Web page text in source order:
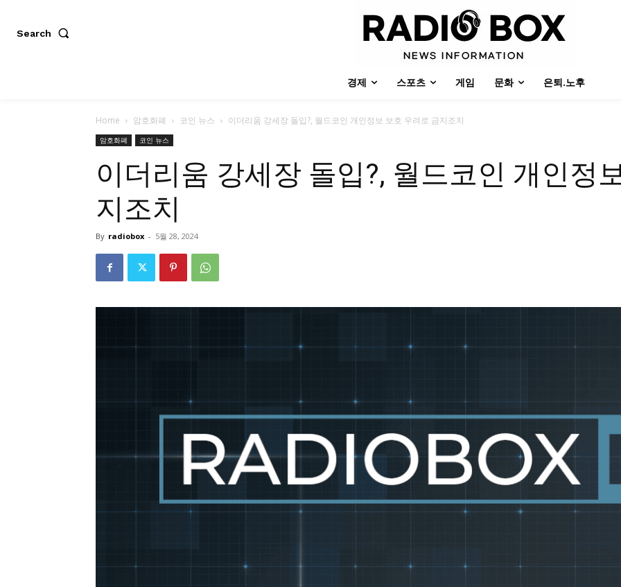
Search
경제 스포츠 게임 문화 은퇴.노후
Home 암호화폐 코인 뉴스 이더리움 강세장 돌입?, 월드코인 개인정보 보호 우려로 금지조치
암호화폐 코인 뉴스
이더리움 강세장 돌입?, 월드코인 개인정
지조치
By radiobox - 5월 28, 2024